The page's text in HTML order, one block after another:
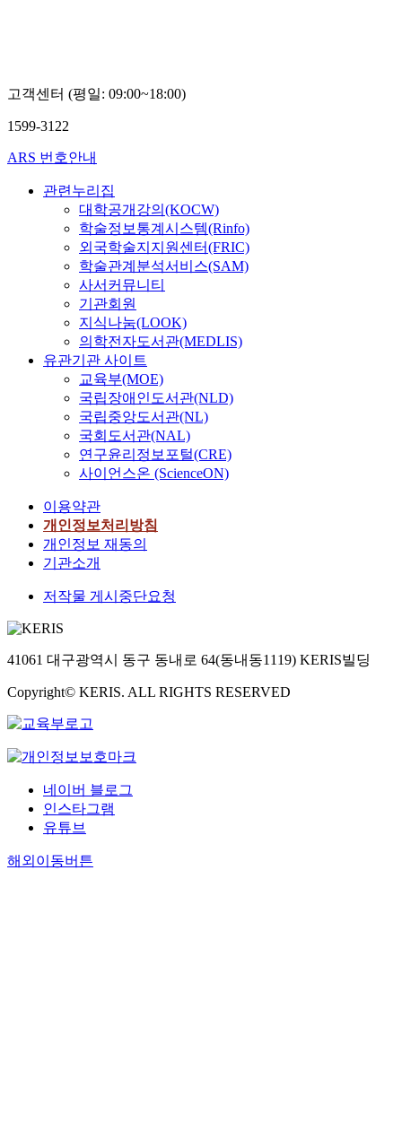
고객센터 (평일: 09:00~18:00)
1599-3122
ARS 번호안내
관련누리집
대학공개강의(KOCW)
학술정보통계시스템(Rinfo)
외국학술지지원센터(FRIC)
학술관계분석서비스(SAM)
사서커뮤니티
기관회원
지식나눔(LOOK)
의학전자도서관(MEDLIS)
유관기관 사이트
교육부(MOE)
국립장애인도서관(NLD)
국립중앙도서관(NL)
국회도서관(NAL)
연구윤리정보포털(CRE)
사이언스온 (ScienceON)
이용약관
개인정보처리방침
개인정보 재동의
기관소개
저작물 게시중단요청
41061 대구광역시 동구 동내로 64(동내동1119) KERIS빌딩
Copyright© KERIS. ALL RIGHTS RESERVED
네이버 블로그
인스타그램
유튜브
해외이동버튼